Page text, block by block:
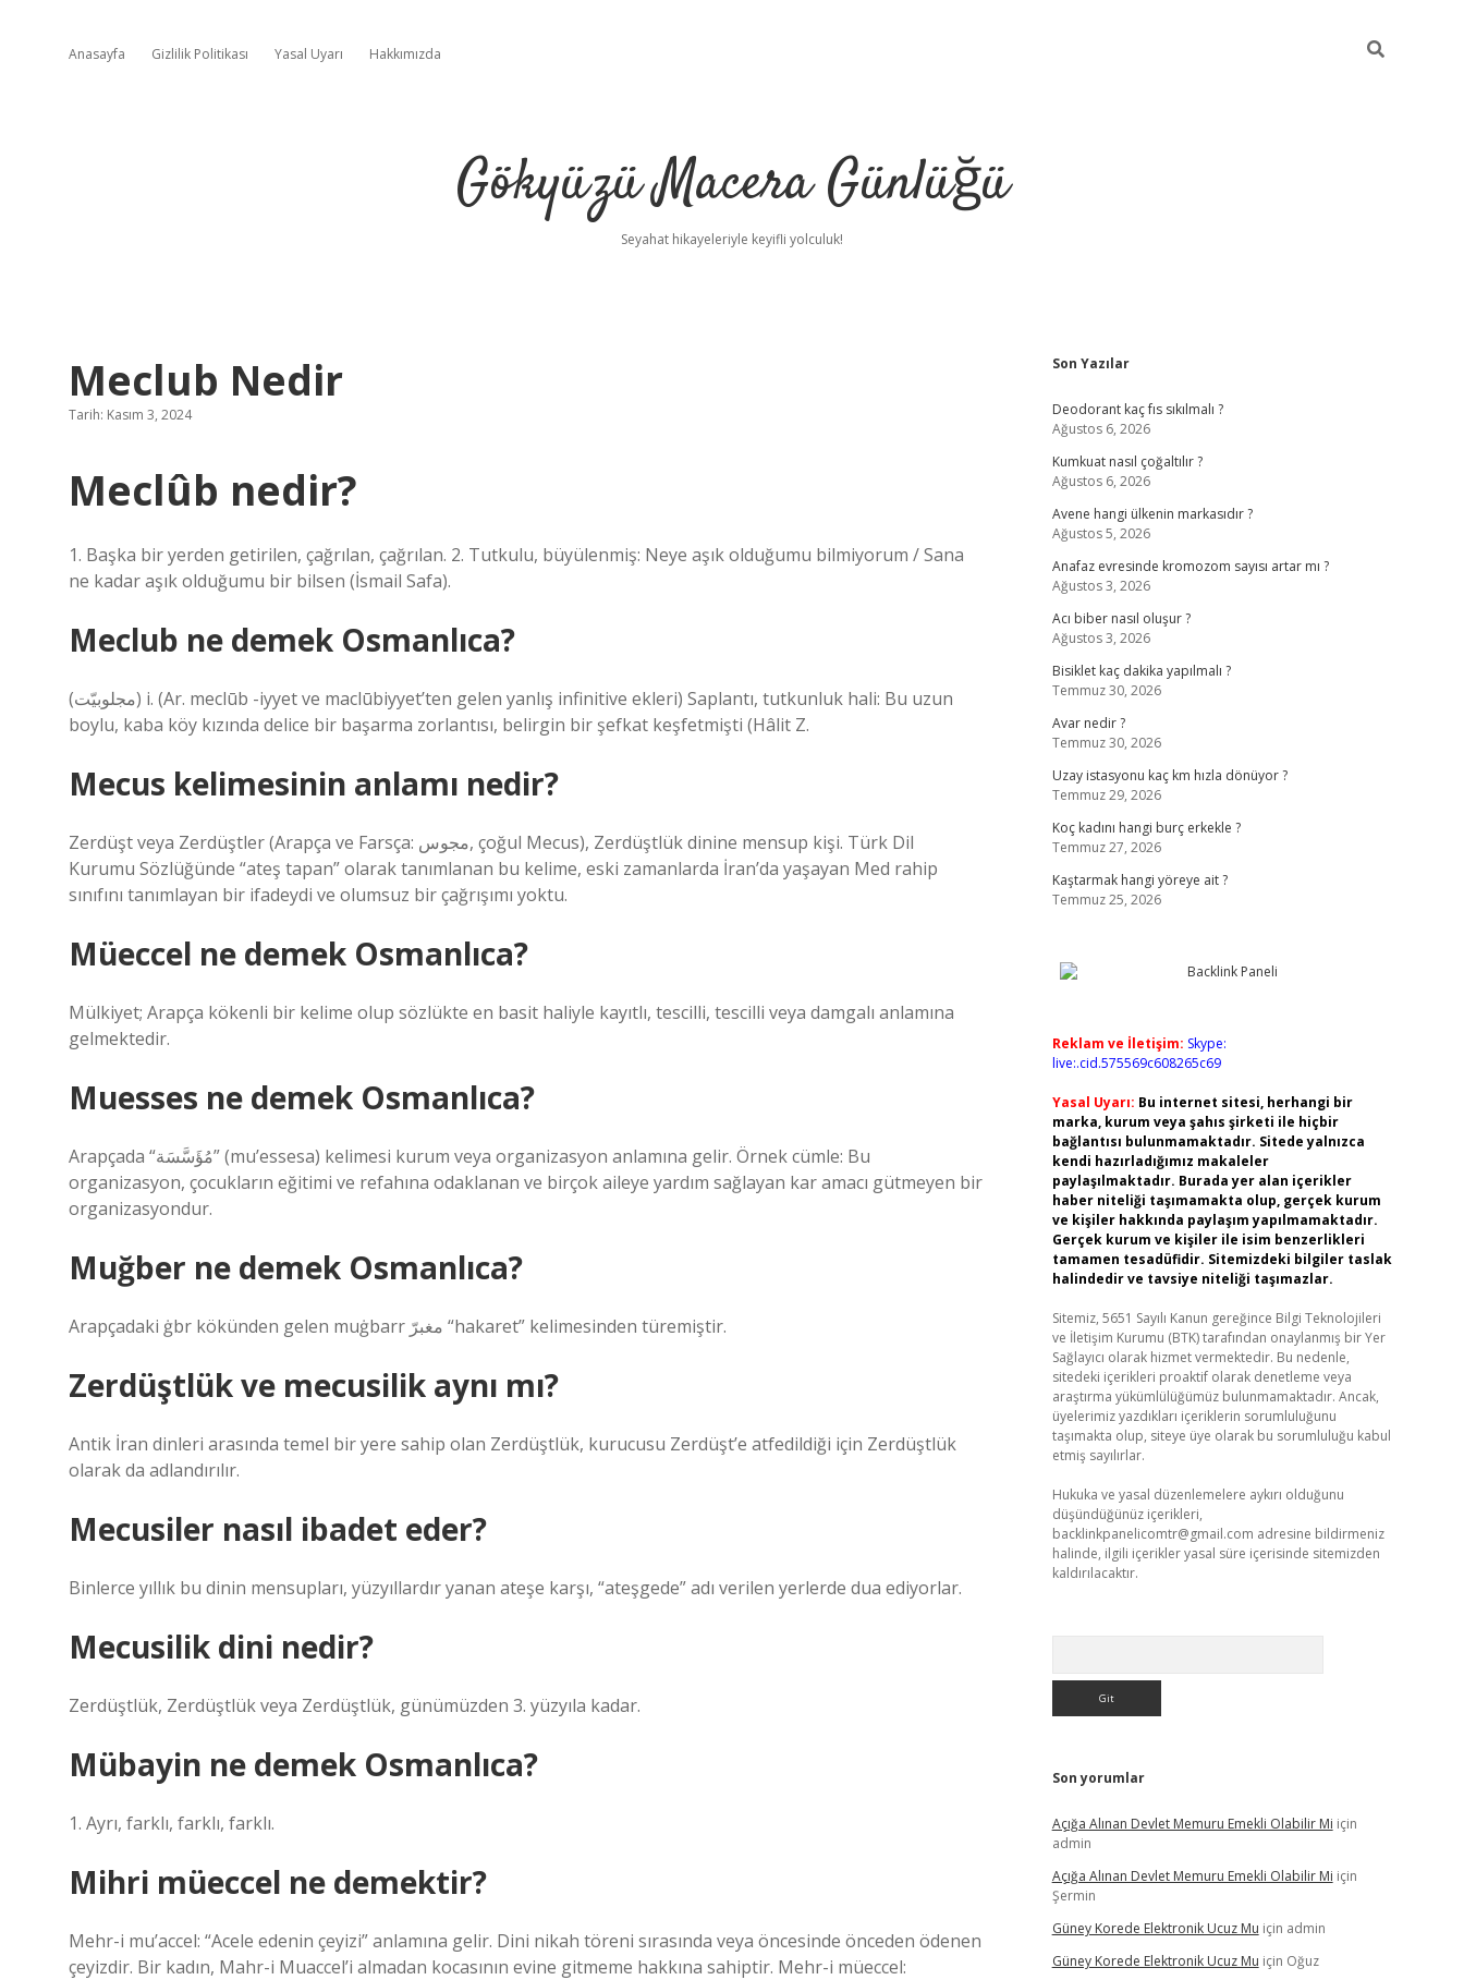
Anasayfa Gizlilik Politikası Yasal Uyarı Hakkımızda
Gökyüzü Macera Günlüğü
Seyahat hikayeleriyle keyifli yolculuk!
Meclub Nedir
Tarih: Kasım 3, 2024
Meclûb nedir?
1. Başka bir yerden getirilen, çağrılan, çağrılan. 2. Tutkulu, büyülenmiş: Neye aşık olduğumu bilmiyorum / Sana
ne kadar aşık olduğumu bir bilsen (İsmail Safa).
Meclub ne demek Osmanlıca?
(ﻣﺠﻠﻮﺑﻴّﺖ) i. (Ar. meclūb -iyyet ve maclūbiyyet’ten gelen yanlış infinitive ekleri) Saplantı, tutkunluk hali: Bu uzun
boylu, kaba köy kızında delice bir başarma zorlantısı, belirgin bir şefkat keşfetmişti (Hâlit Z.
Mecus kelimesinin anlamı nedir?
Zerdüşt veya Zerdüştler (Arapça ve Farsça: مجوس, çoğul Mecus), Zerdüştlük dinine mensup kişi. Türk Dil
Kurumu Sözlüğünde “ateş tapan” olarak tanımlanan bu kelime, eski zamanlarda İran’da yaşayan Med rahip
sınıfını tanımlayan bir ifadeydi ve olumsuz bir çağrışımı yoktu.
Müeccel ne demek Osmanlıca?
Mülkiyet; Arapça kökenli bir kelime olup sözlükte en basit haliyle kayıtlı, tescilli, tescilli veya damgalı anlamına
gelmektedir.
Muesses ne demek Osmanlıca?
Arapçada “مُؤَسَّسَة” (mu’essesa) kelimesi kurum veya organizasyon anlamına gelir. Örnek cümle: Bu
organizasyon, çocukların eğitimi ve refahına odaklanan ve birçok aileye yardım sağlayan kar amacı gütmeyen bir
organizasyondur.
Muğber ne demek Osmanlıca?
Arapçadaki ġbr kökünden gelen muġbarr مغبرّ “hakaret” kelimesinden türemiştir.
Zerdüştlük ve mecusilik aynı mı?
Antik İran dinleri arasında temel bir yere sahip olan Zerdüştlük, kurucusu Zerdüşt’e atfedildiği için Zerdüştlük
olarak da adlandırılır.
Mecusiler nasıl ibadet eder?
Binlerce yıllık bu dinin mensupları, yüzyıllardır yanan ateşe karşı, “ateşgede” adı verilen yerlerde dua ediyorlar.
Mecusilik dini nedir?
Zerdüştlük, Zerdüştlük veya Zerdüştlük, günümüzden 3. yüzyıla kadar.
Mübayin ne demek Osmanlıca?
1. Ayrı, farklı, farklı, farklı.
Mihri müeccel ne demektir?
Mehr-i mu’accel: “Acele edenin çeyizi” anlamına gelir. Dini nikah töreni sırasında veya öncesinde önceden ödenen
çeyizdir. Bir kadın, Mahr-i Muaccel’i almadan kocasının evine gitmeme hakkına sahiptir. Mehr-i müeccel:
Sidebar
Son Yazılar
Deodorant kaç fıs sıkılmalı ?
Ağustos 6, 2026
Kumkuat nasıl çoğaltılır ?
Ağustos 6, 2026
Avene hangi ülkenin markasıdır ?
Ağustos 5, 2026
Anafaz evresinde kromozom sayısı artar mı ?
Ağustos 3, 2026
Acı biber nasıl oluşur ?
Ağustos 3, 2026
Bisiklet kaç dakika yapılmalı ?
Temmuz 30, 2026
Avar nedir ?
Temmuz 30, 2026
Uzay istasyonu kaç km hızla dönüyor ?
Temmuz 29, 2026
Koç kadını hangi burç erkekle ?
Temmuz 27, 2026
Kaştarmak hangi yöreye ait ?
Temmuz 25, 2026
Reklam ve İletişim: Skype:
live:.cid.575569c608265c69
Yasal Uyarı: Bu internet sitesi, herhangi bir
marka, kurum veya şahıs şirketi ile hiçbir
bağlantısı bulunmamaktadır. Sitede yalnızca
kendi hazırladığımız makaleler
paylaşılmaktadır. Burada yer alan içerikler
haber niteliği taşımamakta olup, gerçek kurum
ve kişiler hakkında paylaşım yapılmamaktadır.
Gerçek kurum ve kişiler ile isim benzerlikleri
tamamen tesadüfidir. Sitemizdeki bilgiler taslak
halindedir ve tavsiye niteliği taşımazlar.
Sitemiz, 5651 Sayılı Kanun gereğince Bilgi Teknolojileri
ve İletişim Kurumu (BTK) tarafından onaylanmış bir Yer
Sağlayıcı olarak hizmet vermektedir. Bu nedenle,
sitedeki içerikleri proaktif olarak denetleme veya
araştırma yükümlülüğümüz bulunmamaktadır. Ancak,
üyelerimiz yazdıkları içeriklerin sorumluluğunu
taşımakta olup, siteye üye olarak bu sorumluluğu kabul
etmiş sayılırlar.
Hukuka ve yasal düzenlemelere aykırı olduğunu
düşündüğünüz içerikleri,
backlinkpanelicomtr@gmail.com adresine bildirmeniz
halinde, ilgili içerikler yasal süre içerisinde sitemizden
kaldırılacaktır.
Son yorumlar
Açığa Alınan Devlet Memuru Emekli Olabilir Mi için
admin
Açığa Alınan Devlet Memuru Emekli Olabilir Mi için
Şermin
Güney Korede Elektronik Ucuz Mu için admin
Güney Korede Elektronik Ucuz Mu için Oğuz
hiltonbet yeni giriş